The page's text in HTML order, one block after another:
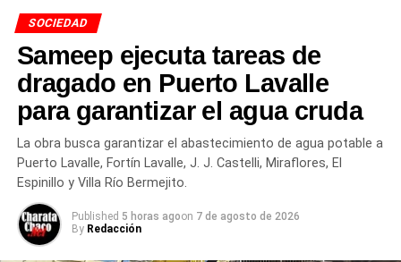
Durante los últimos años, el perfil del consumidor
argentino atravesó una transformación visible. Si bien las
variedades tradicionales rubias sostienen el mayor
volumen de ventas, se consolidó la búsqueda de nuevos
estilos artesanales, combinaciones gastronómicas y
alternativas de menor graduación.
Entre las tendencias de
mercado sobresalen los
SOCIEDAD
Sameep ejecuta tareas de
dragado en Puerto Lavalle
para garantizar el agua cruda
La obra busca garantizar el abastecimiento de agua potable a
Puerto Lavalle, Fortín Lavalle, J. J. Castelli, Miraflores, El
Espinillo y Villa Río Bermejito.
Published 5 horas agoon 7 de agosto de 2026
By Redacción